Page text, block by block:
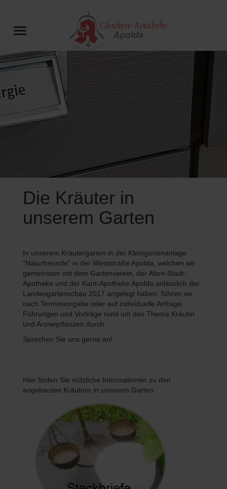
Die Kräuter in
unserem Garten
In unserem Kräutergarten in der Kleingartenanlage
"Naturfreunde" in der Weststraße Apolda, welchen wir
gemeinsam mit dem Gartenverein, der Alten-Stadt-
Apotheke und der Kant-Apotheke Apolda anlässlich der
Landesgartenschau 2017 angelegt haben, führen wir
nach Terminvorgabe oder auf individuelle Anfrage
Führungen und Vorträge rund um das Thema Kräuter
und Arzneipflanzen durch.
Sprechen Sie uns gerne an!
Hier finden Sie nützliche Informationen zu den
angebauten Kräutern in unserem Garten.